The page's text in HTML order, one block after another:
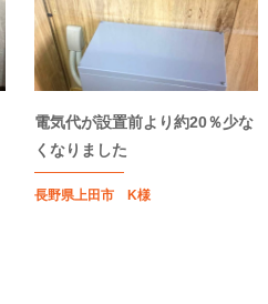
電気代が設置前より約20％少な
くなりました
長野県上田市 K様